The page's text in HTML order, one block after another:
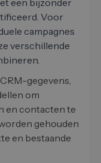
een bijzonder
Voor
campagnes
verschillende
gegevens,
om
en contacten te
gehouden
en bestaande